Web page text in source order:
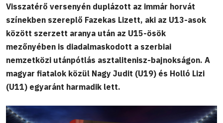
Visszatérő versenyén duplázott az immár horvát
színekben szereplő Fazekas Lizett, aki az U13-asok
között szerzett aranya után az U15-ösök
mezőnyében is diadalmaskodott a szerbiai
nemzetközi utánpótlás asztalitenisz-bajnokságon. A
magyar fiatalok közül Nagy Judit (U19) és Holló Lizi
(U11) egyaránt harmadik lett.